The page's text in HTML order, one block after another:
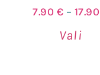
7.90 € – 17.90
Vali